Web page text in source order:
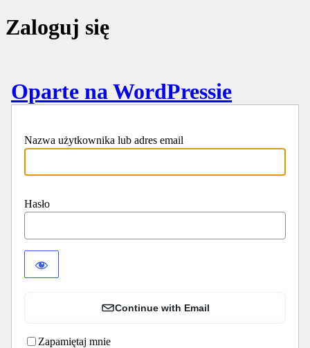
Zaloguj się
Oparte na WordPressie
Nazwa użytkownika lub adres email
Hasło
Continue with Email
Zapamiętaj mnie